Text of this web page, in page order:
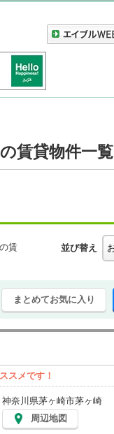
賃貸物件一覧
賃
並び替え
まとめてお気に入り
スメです！
神奈川県茅ヶ崎市茅ヶ崎
周辺地図